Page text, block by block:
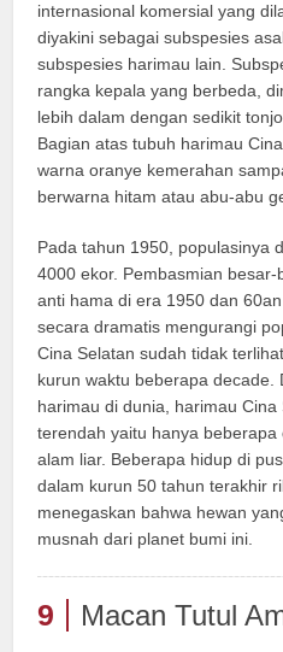
internasional komersial yang
diyakini sebagai subspesies
subspesies harimau lain.
rangka kepala yang berbeda,
lebih dalam dengan sedikit
Bagian atas tubuh harimau
warna oranye kemerahan
berwarna hitam atau abu-abu
Pada tahun 1950, populasinya
4000 ekor. Pembasmian
anti hama di era 1950 dan
secara dramatis mengurangi
Cina Selatan sudah tidak
kurun waktu beberapa decade.
harimau di dunia, harimau
terendah yaitu hanya
alam liar. Beberapa hidup di
dalam kurun 50 tahun terakhir
menegaskan bahwa hewan
musnah dari planet bumi ini.
9 Macan Tutul